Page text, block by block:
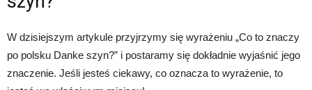
W dzisiejszym artykule przyjrzymy się wyrażeniu „Co to znaczy
po polsku Danke szyn?” i postaramy się dokładnie wyjaśnić jego
znaczenie. Jeśli jesteś ciekawy, co oznacza to wyrażenie, to